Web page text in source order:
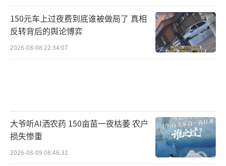
150元车上过夜费到底谁被做局了 真相
反转背后的舆论博弈
2026-08-08 22:34:07
大爷听AI洒农药 150亩苗一夜枯萎 农户
损失惨重
2026-08-09 08:46:32